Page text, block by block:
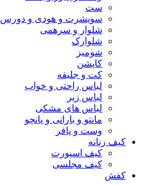
ست
سویشرت و هودی و دورس
شلوار و سرهمی
شلوارک
شومیز
کاپشن
کت و جلیقه
لباس راحتی و خواب
لباس زیر
لباس های مشکی
مانتو و بارانی و پانچو
وست و پافر
کیف زنانه
کیف اسپورت
کیف مجلسی
کفش